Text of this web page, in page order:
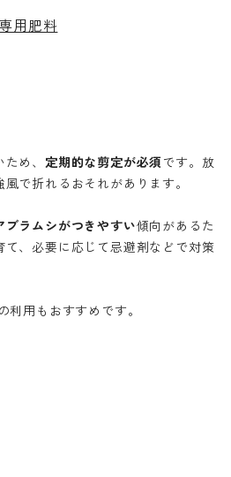
用肥料
め、 定期的な剪定が必須 です。放
で折れるおそれがあります。
ラムシがつきやすい傾向があるた
、必要に応じて忌避剤などで対策
の利用もおすすめです。